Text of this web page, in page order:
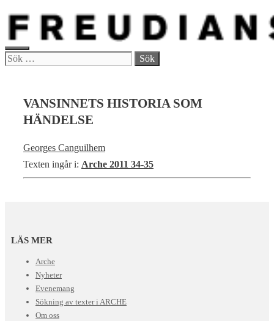
Hoppa
innehåll
MENY
Sök
VANSINNETS HISTORIA SOM
HÄNDELSE
Georges Canguilhem
Texten ingår i: Arche 2011 34-35
LÄS MER
Arche
Nyheter
Evenemang
Sökning av texter i ARCHE
Om oss